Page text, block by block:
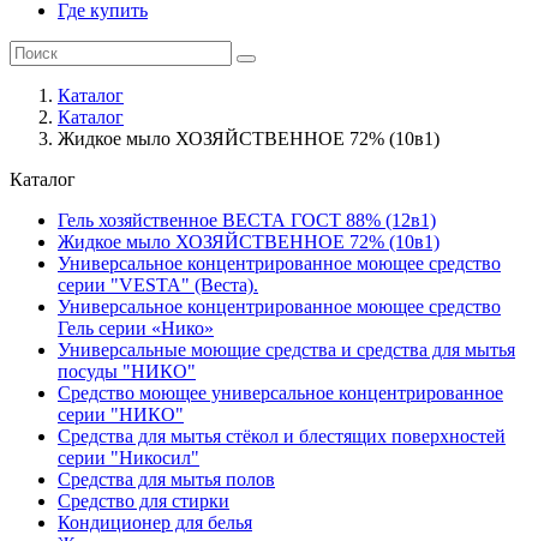
Где купить
Каталог
Каталог
Жидкое мыло ХОЗЯЙСТВЕННОЕ 72% (10в1)
Каталог
Гель хозяйственное ВЕСТА ГОСТ 88% (12в1)
Жидкое мыло ХОЗЯЙСТВЕННОЕ 72% (10в1)
Универсальное концентрированное моющее средство
серии "VESTA" (Веста).
Универсальное концентрированное моющее средство
Гель серии «Нико»
Универсальные моющие средства и средства для мытья
посуды "НИКО"
Средство моющее универсальное концентрированное
серии "НИКО"
Средства для мытья стёкол и блестящих поверхностей
серии "Никосил"
Средства для мытья полов
Средство для стирки
Кондиционер для белья